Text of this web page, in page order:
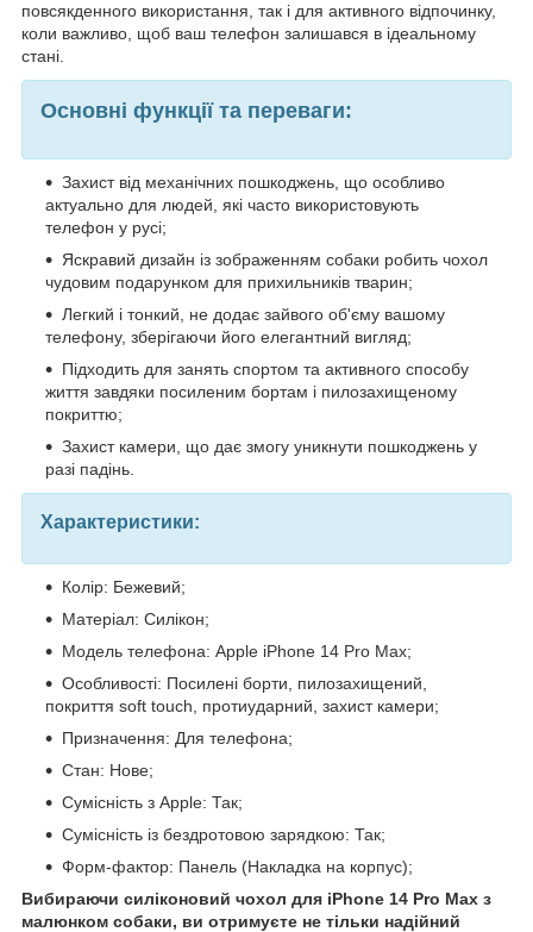
повсякденного використання, так і для активного відпочинку,
коли важливо, щоб ваш телефон залишався в ідеальному
стані.
Основні функції та переваги:
Захист від механічних пошкоджень, що особливо
актуально для людей, які часто використовують
телефон у русі;
Яскравий дизайн із зображенням собаки робить чохол
чудовим подарунком для прихильників тварин;
Легкий і тонкий, не додає зайвого об'єму вашому
телефону, зберігаючи його елегантний вигляд;
Підходить для занять спортом та активного способу
життя завдяки посиленим бортам і пилозахищеному
покриттю;
Захист камери, що дає змогу уникнути пошкоджень у
разі падінь.
Характеристики:
Колір: Бежевий;
Матеріал: Силікон;
Модель телефона: Apple iPhone 14 Pro Max;
Особливості: Посилені борти, пилозахищений,
покриття soft touch, протиударний, захист камери;
Призначення: Для телефона;
Стан: Нове;
Сумісність з Apple: Так;
Сумісність із бездротовою зарядкою: Так;
Форм-фактор: Панель (Накладка на корпус);
Вибираючи силіконовий чохол для iPhone 14 Pro Max з
малюнком собаки, ви отримуєте не тільки надійний